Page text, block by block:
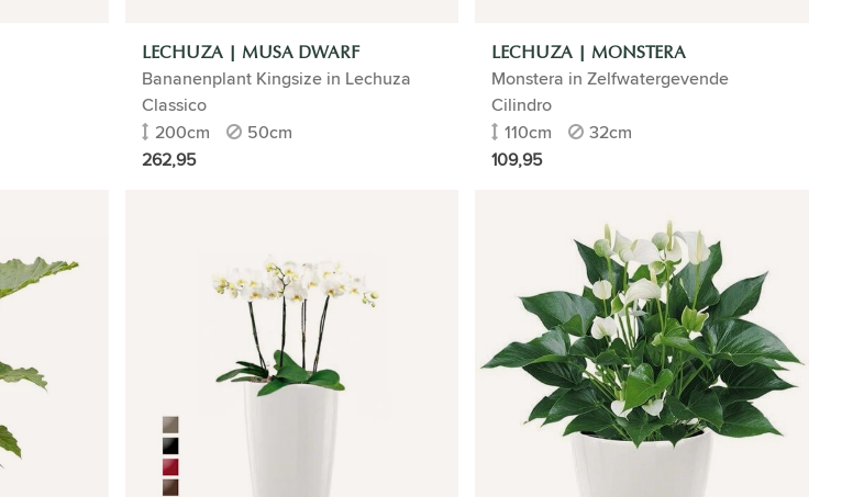
LECHUZA | MUSA DWARF
Bananenplant Kingsize in Lechuza
Classico
200cm
50cm
262,95
LECHUZA | MONSTERA
Monstera in Zelfwatergevende
Cilindro
110cm
32cm
109,95